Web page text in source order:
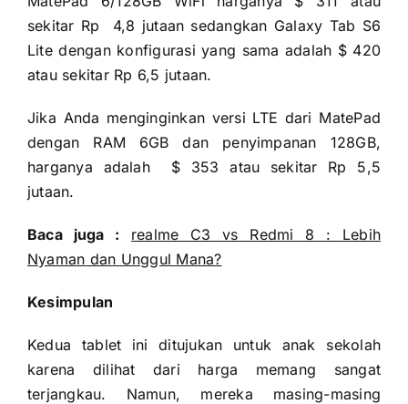
sekitar Rp 4,8 jutaan sedangkan Galaxy Tab S6
Lite dengan konfigurasi yang sama adalah $ 420
atau sekitar Rp 6,5 jutaan.
Jika Anda menginginkan versi LTE dari MatePad
dengan RAM 6GB dan penyimpanan 128GB,
harganya adalah $ 353 atau sekitar Rp 5,5
jutaan.
Baca juga :
realme C3 vs Redmi 8 : Lebih
Nyaman dan Unggul Mana?
Kesimpulan
Kedua tablet ini ditujukan untuk anak sekolah
karena dilihat dari harga memang sangat
terjangkau. Namun, mereka masing-masing